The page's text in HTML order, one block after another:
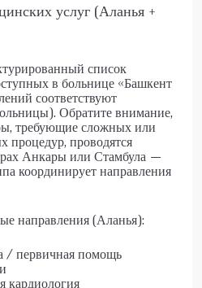
услуг (Аланья +
список
в больнице «Башкент
соответствуют
Обратите внимание,
требующие сложных или
процедур, проводятся
Анкары или Стамбула —
координирует направления
направления (Аланья):
/ первичная помощь
кардиология